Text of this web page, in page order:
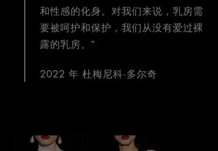
和性感的化身。对我们来说，乳房需
要被呵护和保护，我们从没有爱过裸
露的乳房。”
2022 年 杜梅尼科·多尔奇